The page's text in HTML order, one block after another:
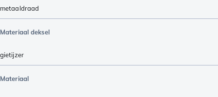
metaaldraad
Materiaal deksel
gietijzer
Materiaal